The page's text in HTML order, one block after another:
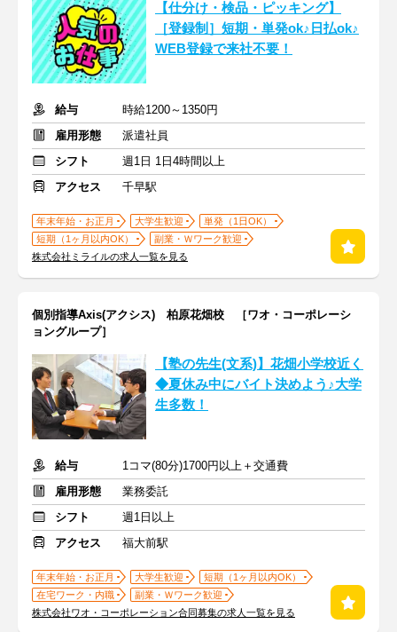
【仕分け・検品・ピッキング】
［登録制］短期・単発ok♪日払ok♪
WEB登録で来社不要！
給与
時給1200～1350円
雇用形態
派遣社員
シフト
週1日 1日4時間以上
アクセス
千早駅
年末年始・お正月 大学生歓迎
単発（1日OK）
短期（1ヶ月以内OK）
副業・Ｗワーク歓迎
株式会社ミライルの求人一覧を見る
個別指導Axis(アクシス) 柏原花畑校 ［ワオ・コーポレーシ
ョングループ］
【塾の先生(文系)】花畑小学校近く
◆夏休み中にバイト決めよう♪大学
生多数！
給与
1コマ(80分)1700円以上＋交通費
雇用形態
業務委託
シフト
週1日以上
アクセス
福大前駅
年末年始・お正月 大学生歓迎
短期（1ヶ月以内OK）
在宅ワーク・内職
副業・Ｗワーク歓迎
株式会社ワオ・コーポレーション合同募集の求人一覧を見る